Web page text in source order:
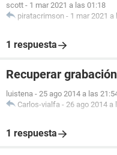
scott - 1 mar 2021 a las 01:18
piratacrimson - 1 mar 2021 a
1 respuesta
Recuperar
luistena - 25 ago 2014 a las
Carlos-vialfa - 26 ago 2014 a
1 respuesta